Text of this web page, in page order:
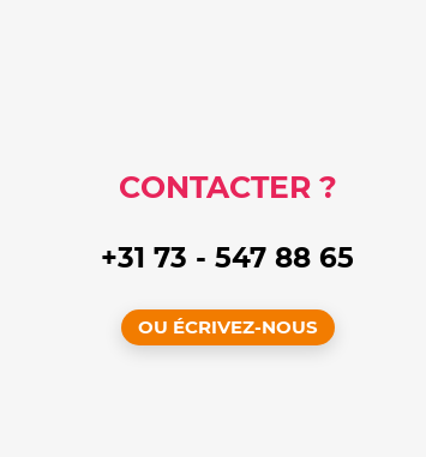
CONTACTER ?
+31 73 - 547 88 65
OU ÉCRIVEZ-NOUS